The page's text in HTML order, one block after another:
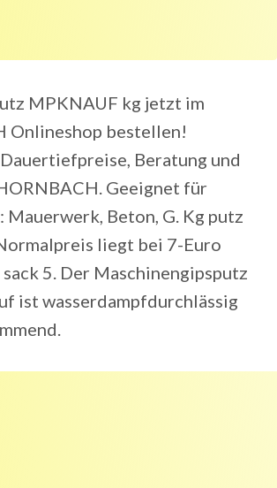
MPKNAUF kg jetzt im
Onlineshop bestellen!
Beratung und
Geeignet für
‎Mauerwerk, Beton, G. Kg putz
liegt bei 7-Euro
5. Der Maschinengipsputz
ist wasserdampfdurchlässig